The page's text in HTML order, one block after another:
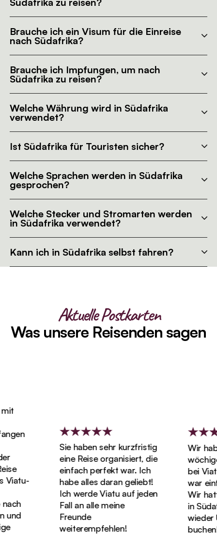
Brauche ich ein Visum für die Einreise
nach Südafrika?
Brauche ich Impfungen, um nach
Südafrika zu reisen?
Welche Währung wird in Südafrika
verwendet?
Ist Südafrika für Touristen sicher?
Welche Sprachen werden in Südafrika
gesprochen?
Welche Stecker und Stromarten werden
in Südafrika verwendet?
Kann ich in Südafrika selbst fahren?
Aktuelle Postkarten
Was unsere Reisenden sagen
Sie haben sehr kurzfristig
eine Reise organisiert, die
einfach perfekt war. Ich
habe alles daran geliebt!
Ich werde Viatu auf jeden
Fall an alle meine
Freunde
weiterempfehlen!
Wir
bei
war
Wir
in
wieder
buchen!